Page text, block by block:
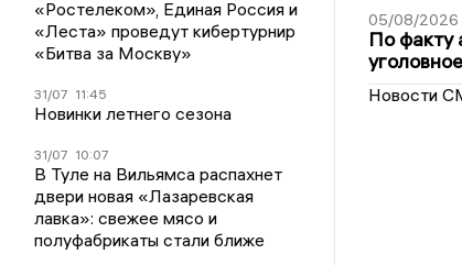
«Ростелеком», Единая Россия и
«Леста» проведут кибертурнир
«Битва за Москву»
31/07 11:45
Новинки летнего сезона
31/07 10:07
В Туле на Вильямса распахнет
двери новая «Лазаревская
лавка»: свежее мясо и
полуфабрикаты стали ближе
05/08/2026
По факту
Новости